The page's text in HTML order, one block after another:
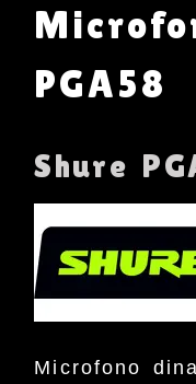
PGA58
Shure
Microfono